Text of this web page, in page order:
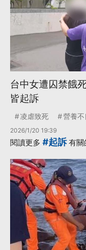
台中女遭囚禁餓
皆起訴
凌虐致死 營養不
2026/1/20 19:39
閱讀更多 #起訴有關